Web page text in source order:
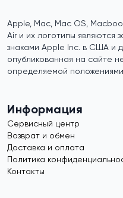
Apple, Mac, Mac OS,
Air и их логотипы являются
знаками Apple Inc. в США и
опубликованная на сайте
определяемой
Информация
Сервисный центр
Возврат и обмен
Доставка и оплата
Политика
Контакты